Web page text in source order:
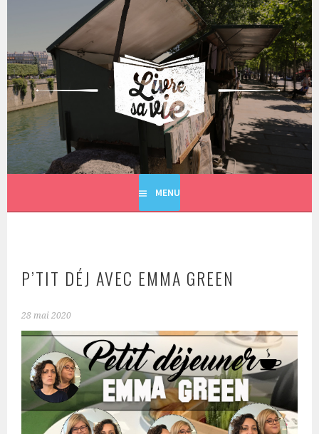
principal
LIVRE SA VIE
MENU
P’TIT DÉJ AVEC EMMA GREEN
28 mai 2020